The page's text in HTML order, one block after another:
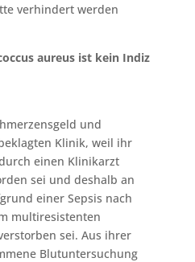
verhindert werden
aureus ist kein Indiz
und
Klinik, weil ihr
einen Klinikarzt
sei und deshalb an
einer Sepsis nach
multiresistenten
sei. Aus ihrer
Blutuntersuchung